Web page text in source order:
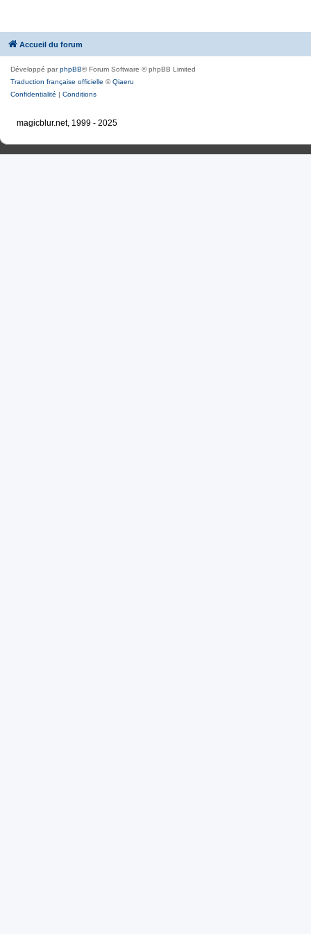
Accueil du forum
Développé parphpBB® Forum Software © phpBB Limited
Traduction française officielle ©Qiaeru
Confidentialité | Conditions
magicblur.net, 1999 - 2025